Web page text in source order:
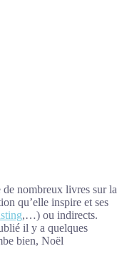
de nombreux livres sur la
qu’elle inspire et ses
,…) ou indirects.
il y a quelques
bien, Noël